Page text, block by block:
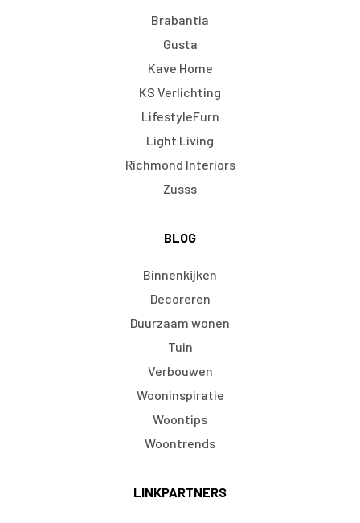
Brabantia
Gusta
Kave Home
KS Verlichting
LifestyleFurn
Light Living
Richmond Interiors
Zusss
BLOG
Binnenkijken
Decoreren
Duurzaam wonen
Tuin
Verbouwen
Wooninspiratie
Woontips
Woontrends
LINKPARTNERS